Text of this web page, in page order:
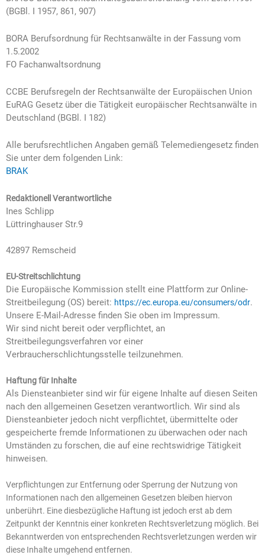
(BGBl. I 1957, 861, 907)
BORA Berufsordnung für Rechtsanwälte in der Fassung vom
1.5.2002
FO Fachanwaltsordnung
CCBE Berufsregeln der Rechtsanwälte der Europäischen Union
EuRAG Gesetz über die Tätigkeit europäischer Rechtsanwälte in
Deutschland (BGBl. I 182)
Alle berufsrechtlichen Angaben gemäß Telemediengesetz finden
Sie unter dem folgenden Link:
BRAK
Redaktionell Verantwortliche
Ines Schlipp
Lüttringhauser Str.9
42897 Remscheid
EU-Streitschlichtung
Die Europäische Kommission stellt eine Plattform zur Online-
Streitbeilegung (OS) bereit: https://ec.europa.eu/consumers/odr.
Unsere E-Mail-Adresse finden Sie oben im Impressum.
Wir sind nicht bereit oder verpflichtet, an
Streitbeilegungsverfahren vor einer
Verbraucherschlichtungsstelle teilzunehmen.
Haftung für Inhalte
Als Diensteanbieter sind wir für eigene Inhalte auf diesen Seiten
nach den allgemeinen Gesetzen verantwortlich. Wir sind als
Diensteanbieter jedoch nicht verpflichtet, übermittelte oder
gespeicherte fremde Informationen zu überwachen oder nach
Umständen zu forschen, die auf eine rechtswidrige Tätigkeit
hinweisen.
Verpflichtungen zur Entfernung oder Sperrung der Nutzung von
Informationen nach den allgemeinen Gesetzen bleiben hiervon
unberührt. Eine diesbezügliche Haftung ist jedoch erst ab dem
Zeitpunkt der Kenntnis einer konkreten Rechtsverletzung möglich. Bei
Bekanntwerden von entsprechenden Rechtsverletzungen werden wir
diese Inhalte umgehend entfernen.